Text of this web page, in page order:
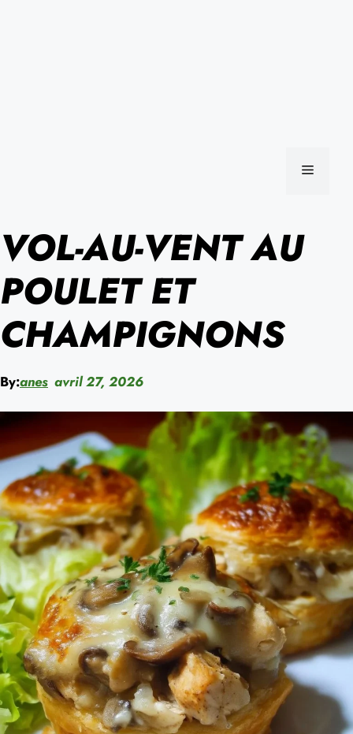
MENU
VOL-AU-VENT AU
POULET ET
CHAMPIGNONS
By:anes avril 27, 2026